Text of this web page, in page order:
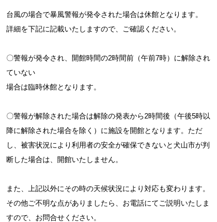
台風の場合で暴風警報が発令された場合は休館となります。
詳細を下記に記載いたしますので、ご確認ください。
〇警報が発令され、開館時間の2時間前（午前7時）に解除され
ていない
場合は臨時休館となります。
〇警報が解除された場合は解除の発表から2時間後（午後5時以
降に解除された場合を除く）に施設を開館となります。ただ
し、被害状況により利用者の安全が確保できないと犬山市が判
断した場合は、開館いたしません。
また、上記以外にその時の天候状況により対応も変わります。
その他ご不明な点がありましたら、お電話にてご説明いたしま
すので、お問合せください。